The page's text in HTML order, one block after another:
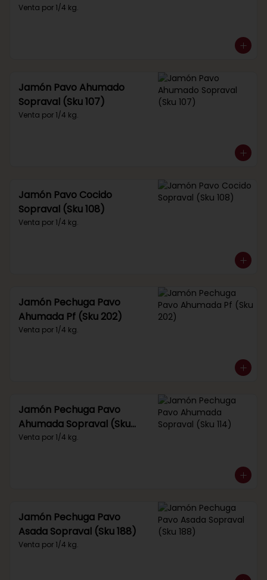
Venta por 1/4 kg.
Jamón Pavo Ahumado
Sopraval (Sku 107)
Venta por 1/4 kg.
Jamón Pavo Cocido
Sopraval (Sku 108)
Venta por 1/4 kg.
Jamón Pechuga Pavo
Ahumada Pf (Sku 202)
Venta por 1/4 kg.
Jamón Pechuga Pavo
Ahumada Sopraval (Sku
114)
Venta por 1/4 kg.
Jamón Pechuga Pavo
Asada Sopraval (Sku 188)
Venta por 1/4 kg.